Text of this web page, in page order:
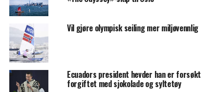
Vil gjøre olympisk seiling mer miljøvennlig
Ecuadors president hevder han er forsøkt
forgiftet med sjokolade og syltetøy